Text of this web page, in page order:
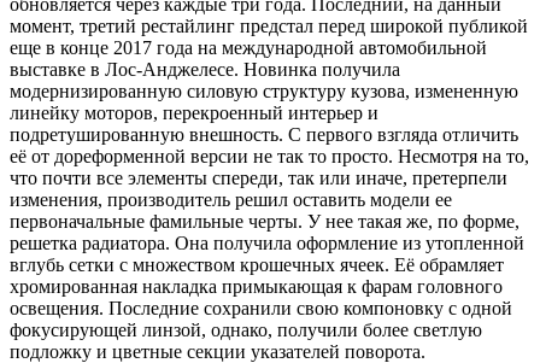
момент, третий рестайлинг предстал перед широкой публикой
еще в конце 2017 года на международной автомобильной
выставке в Лос-Анджелесе. Новинка получила
модернизированную силовую структуру кузова, измененную
линейку моторов, перекроенный интерьер и
подретушированную внешность. С первого взгляда отличить
её от дореформенной версии не так то просто. Несмотря на то,
что почти все элементы спереди, так или иначе, претерпели
изменения, производитель решил оставить модели ее
первоначальные фамильные черты. У нее такая же, по форме,
решетка радиатора. Она получила оформление из утопленной
вглубь сетки с множеством крошечных ячеек. Её обрамляет
хромированная накладка примыкающая к фарам головного
освещения. Последние сохранили свою компоновку с одной
фокусирующей линзой, однако, получили более светлую
подложку и цветные секции указателей поворота.